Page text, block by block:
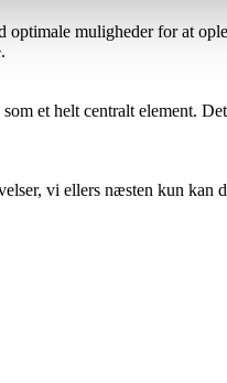
muligheder for at
et helt centralt element.
vi ellers næsten kun